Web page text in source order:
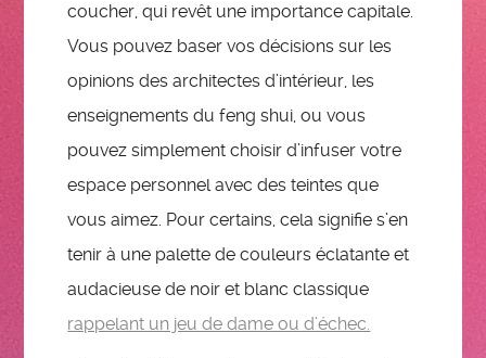
coucher, qui revêt une importance capitale.
Vous pouvez baser vos décisions sur les
opinions des architectes d’intérieur, les
enseignements du feng shui, ou vous
pouvez simplement choisir d’infuser votre
espace personnel avec des teintes que
vous aimez. Pour certains, cela signifie s’en
tenir à une palette de couleurs éclatante et
audacieuse de noir et blanc classique
rappelant un jeu de dame ou d’échec.